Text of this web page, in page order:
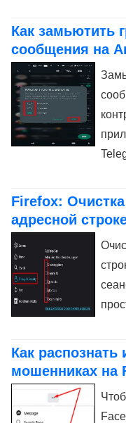
Как замьютить
сообщения на
Firefox:
адресной
Как
мошенниках на